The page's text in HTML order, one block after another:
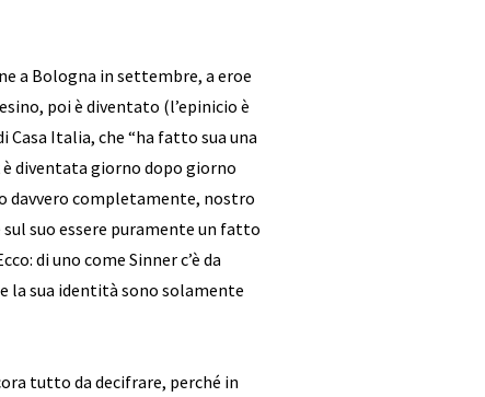
a Bologna in settembre, a eroe
poi è diventato (l’epinicio è
Italia, che “ha fatto sua una
è diventata giorno dopo giorno
davvero completamente, nostro
suo essere puramente un fatto
di uno come Sinner c’è da
la sua identità sono solamente
tutto da decifrare, perché in